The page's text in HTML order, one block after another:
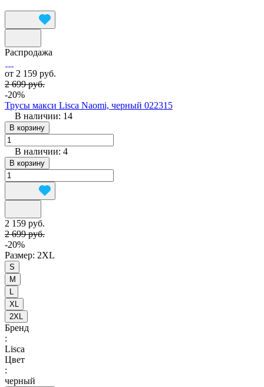
Распродажа
от 2 159 руб.
2 699 руб.
-20%
Трусы макси Lisca Naomi, черный 022315
В наличии: 14
В корзину
В наличии: 4
В корзину
2 159 руб.
2 699 руб.
-20%
Размер: 2XL
S
M
L
XL
2XL
Бренд
:
Lisca
Цвет
:
черный